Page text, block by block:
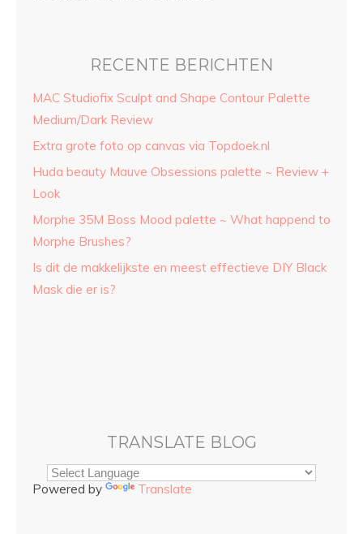
RECENTE BERICHTEN
MAC Studiofix Sculpt and Shape Contour Palette
Medium/Dark Review
Extra grote foto op canvas via Topdoek.nl
Huda beauty Mauve Obsessions palette ~ Review +
Look
Morphe 35M Boss Mood palette ~ What happend to
Morphe Brushes?
Is dit de makkelijkste en meest effectieve DIY Black
Mask die er is?
TRANSLATE BLOG
Powered by Translate